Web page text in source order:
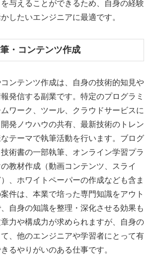
与えることができるため、自身の経験
したいエンジニアに最適です。
・コンテンツ作成
ンテンツ作成は、自身の技術的知見や
発信する副業です。特定のプログラミ
ワーク、ツール、クラウドサービスに
発ノウハウの共有、最新技術のトレン
テーマで執筆活動を行います。ブログ
術書の一部執筆、オンライン学習プラ
教材作成（動画コンテンツ、スライ
、ホワイトペーパーの作成なども含ま
件は、本業で培った専門知識をアウト
自身の知識を整理・深化させる効果も
力や構成力が求められますが、自身の
、他のエンジニアや学習者にとって有
るやりがいのある仕事です。